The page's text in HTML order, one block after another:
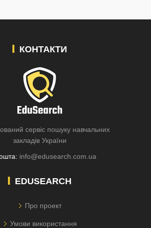
КОНТАКТИ
сервіс пошуку навчальних
закладів України
info@edusearch.com.ua
EDUSEARCH
Про проект
Умови використання